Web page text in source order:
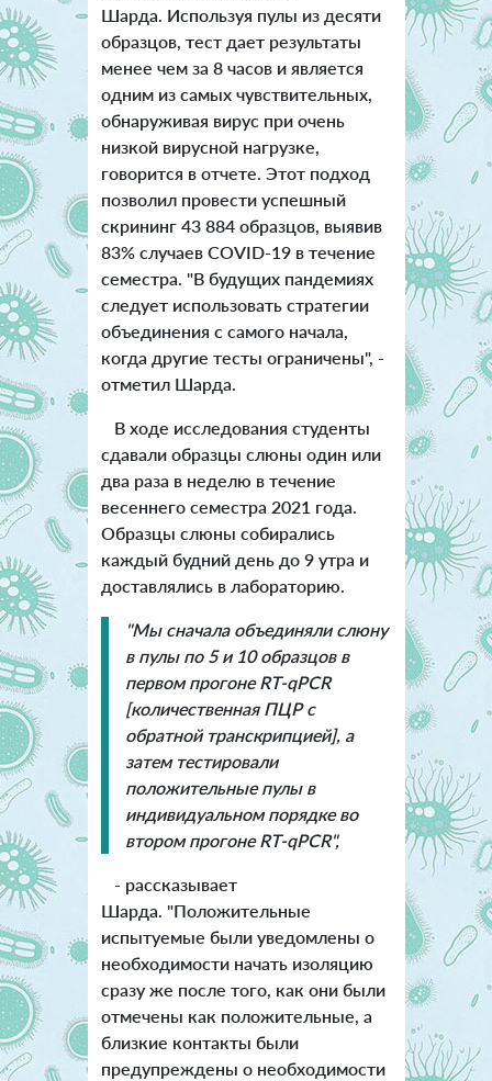
Шарда. Используя пулы из десяти
образцов, тест дает результаты
менее чем за 8 часов и является
одним из самых чувствительных,
обнаруживая вирус при очень
низкой вирусной нагрузке,
говорится в отчете. Этот подход
позволил провести успешный
скрининг 43 884 образцов, выявив
83% случаев COVID-19 в течение
семестра. "В будущих пандемиях
следует использовать стратегии
объединения с самого начала,
когда другие тесты ограничены", -
отметил Шарда.
В ходе исследования студенты
сдавали образцы слюны один или
два раза в неделю в течение
весеннего семестра 2021 года.
Образцы слюны собирались
каждый будний день до 9 утра и
доставлялись в лабораторию.
"Мы сначала объединяли слюну
в пулы по 5 и 10 образцов в
первом прогоне RT-qPCR
[количественная ПЦР с
обратной транскрипцией], а
затем тестировали
положительные пулы в
индивидуальном порядке во
втором прогоне RT-qPCR",
- рассказывает
Шарда. "Положительные
испытуемые были уведомлены о
необходимости начать изоляцию
сразу же после того, как они были
отмечены как положительные, а
близкие контакты были
предупреждены о необходимости